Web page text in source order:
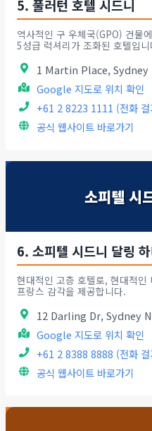
5. 풀러턴 호텔 시드니
역사적인 구 우체국(GPO) 건물
5성급 럭셔리가 조화된 호텔입니
1 Martin Place, Sydney
Google 지도로 위치 확인
+61 2 8223 1111 (전화 걸
공식 웹사이트 바로가기
소피텔 시
6. 소피텔 시드니 달링
현대적인 고층 호텔로, 현대적
프랑스 감각을 제공합니다.
12 Darling Dr, Sydney
Google 지도로 위치 확인
+61 2 8388 8888 (전화 걸
공식 웹사이트 바로가기